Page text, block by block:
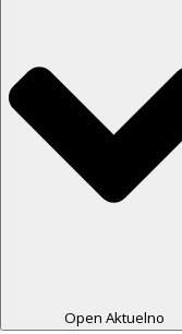
Open Aktuelno